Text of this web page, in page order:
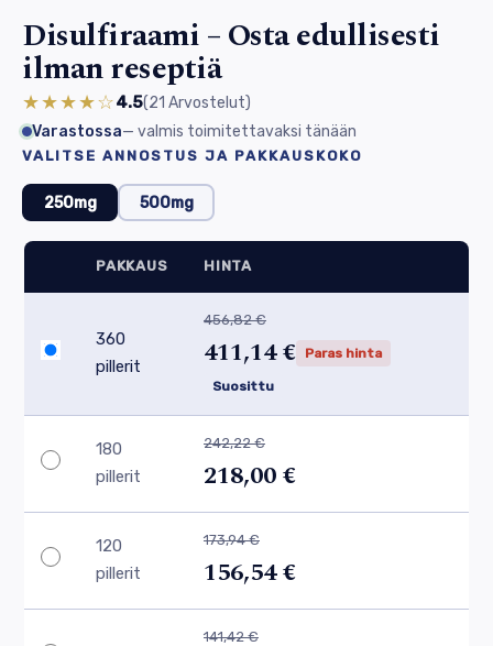
Disulfiraami – Osta edullisesti
ilman reseptiä
★★★★☆4.5(21 Arvostelut)
Varastossa— valmis toimitettavaksi tänään
VALITSE ANNOSTUS JA PAKKAUSKOKO
250mg 500mg
PAKKAUS HINTA
360
pillerit
456,82 €
411,14 € Paras hinta
Suosittu
180
pillerit
242,22 €
218,00 €
120
pillerit
173,94 €
156,54 €
141,42 €